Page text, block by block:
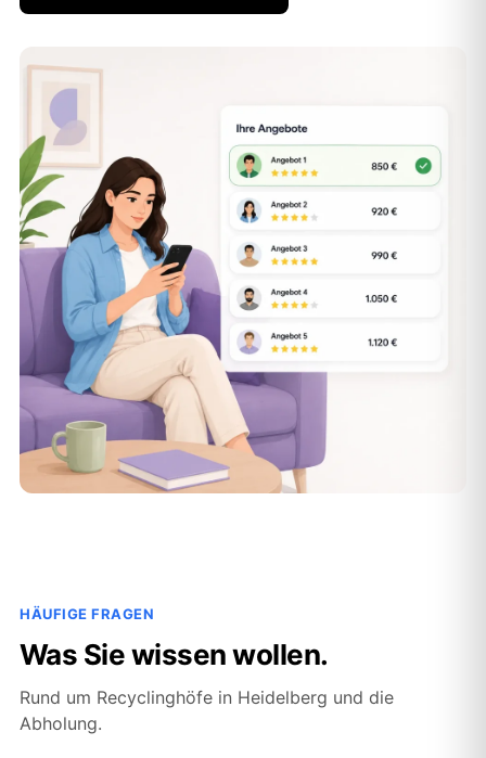
HÄUFIGE FRAGEN
Was Sie wissen wollen.
Rund um Recyclinghöfe in Heidelberg und die
Abholung.